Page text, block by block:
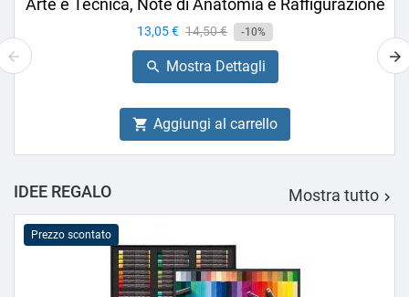
Arte e Tecnica, Note di Anatomia e Raffigurazione
Prezzo
13,05 € Prezzo
base
14,50 € -10%
 Mostra Dettagli
 Aggiungi al carrello
IDEE REGALO Mostra tutto 
Prezzo scontato